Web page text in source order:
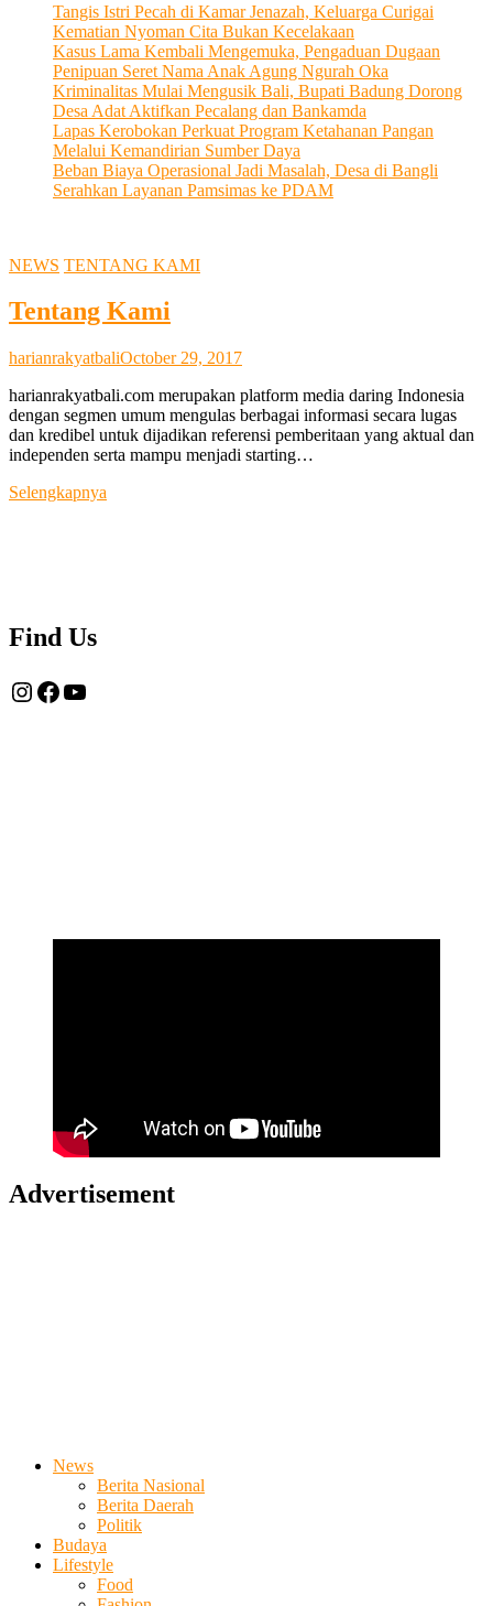
Tangis Istri Pecah di Kamar Jenazah, Keluarga Curigai
Kematian Nyoman Cita Bukan Kecelakaan
Kasus Lama Kembali Mengemuka, Pengaduan Dugaan
Penipuan Seret Nama Anak Agung Ngurah Oka
Kriminalitas Mulai Mengusik Bali, Bupati Badung Dorong
Desa Adat Aktifkan Pecalang dan Bankamda
Lapas Kerobokan Perkuat Program Ketahanan Pangan
Melalui Kemandirian Sumber Daya
Beban Biaya Operasional Jadi Masalah, Desa di Bangli
Serahkan Layanan Pamsimas ke PDAM
NEWS TENTANG KAMI
Tentang Kami
harianrakyatbaliOctober 29, 2017
harianrakyatbali.com merupakan platform media daring Indonesia
dengan segmen umum mengulas berbagai informasi secara lugas
dan kredibel untuk dijadikan referensi pemberitaan yang aktual dan
independen serta mampu menjadi starting…
Selengkapnya
Find Us
Instagram
Facebook
YouTube
Advertisement
News
Berita Nasional
Berita Daerah
Politik
Budaya
Lifestyle
Food